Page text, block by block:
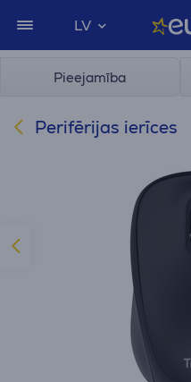
LV
Pieejamība
Perifērijas ierīces